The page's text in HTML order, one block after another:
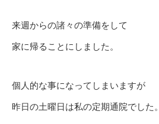
来週からの諸々の準備をして
家に帰ることにしました。
個人的な事になってしまいますが
昨日の土曜日は私の定期通院でした。